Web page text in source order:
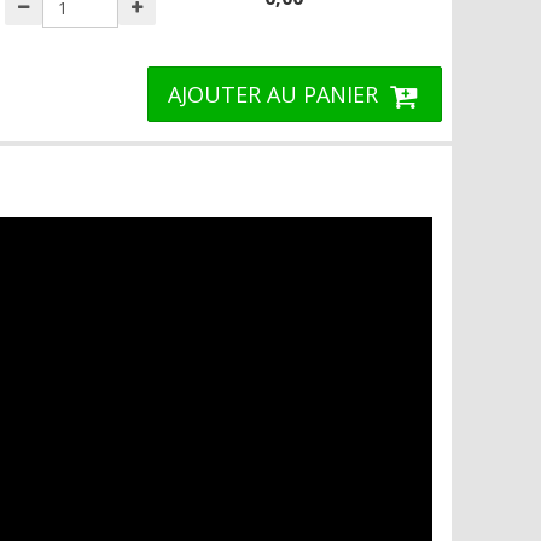
AJOUTER AU PANIER